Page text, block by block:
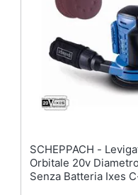
SCHEPPACH - Levigatrice
Orbitale 20v
Senza Batteria Ixes